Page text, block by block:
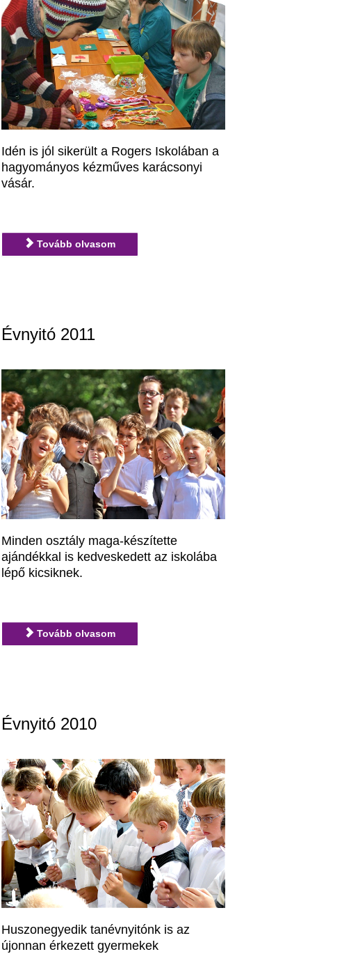
Idén is jól sikerült a Rogers Iskolában a
hagyományos kézműves karácsonyi
vásár.
Tovább olvasom
Évnyitó 2011
Minden osztály maga-készítette
ajándékkal is kedveskedett az iskolába
lépő kicsiknek.
Tovább olvasom
Évnyitó 2010
Huszonegyedik tanévnyitónk is az
újonnan érkezett gyermekek